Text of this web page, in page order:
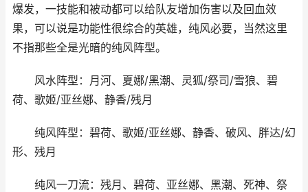
爆发，一技能和被动都可以给队友增加伤害以及回血效
果，可以说是功能性很综合的英雄，纯风必要，当然这里
不指那些全是光暗的纯风阵型。
风水阵型：月河、夏娜/黑潮、灵狐/祭司/雪狼、碧
荷、歌姬/亚丝娜、静香/残月
纯风阵型：碧荷、歌姬/亚丝娜、静香、破风、胖达/幻
形、残月
纯风一刀流：残月、碧荷、亚丝娜、黑潮、死神、祭